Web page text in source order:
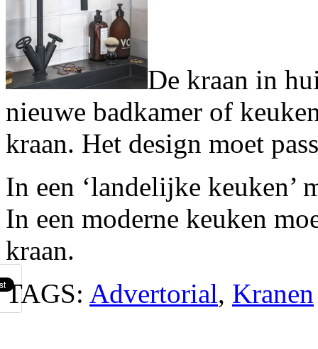
De kraan in
nieuwe badkamer of
kraan. Het design moet
In een ‘landelijke keuken’
In een moderne keuken
kraan.
TAGS: Advertorial, Kranen